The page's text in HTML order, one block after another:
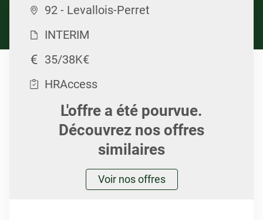
92 - Levallois-Perret
INTERIM
35/38K€
HRAccess
L'offre a été pourvue.
Découvrez nos offres
similaires
Voir nos offres